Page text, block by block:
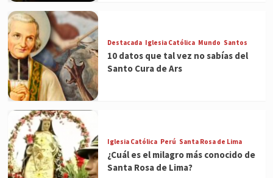
Destacada Iglesia Católica Mundo Santos
10 datos que tal vez no sabías del
Santo Cura de Ars
Iglesia Católica Perú Santa Rosa de Lima
¿Cuál es el milagro más conocido de
Santa Rosa de Lima?